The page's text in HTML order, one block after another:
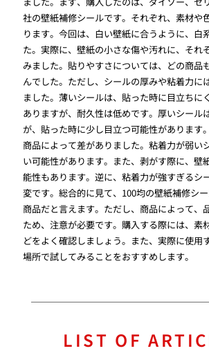
社の壁紙補修シールです。それぞれ、素材や
ります。今回は、白い壁紙に合うように、白
た。実際に、壁紙の小さな傷や汚れに、それ
みました。貼りやすさについては、どの商品
んでした。ただし、シールの厚みや粘着力に
ました。薄いシールは、貼った時に目立ちに
ありますが、耐久性は低めです。厚いシール
が、貼った時に少し目立つ可能性があります
商品によって差がありました。粘着力が弱い
い可能性があります。また、剥がす際に、壁
能性もあります。逆に、粘着力が強すぎるシ
変です。総合的に見て、100均の壁紙補修シ
商品だと言えます。ただし、商品によって、
ため、注意が必要です。購入する際には、素
どをよく確認しましょう。また、実際に使用
場所で試してみることをおすすめします。
LIST OF